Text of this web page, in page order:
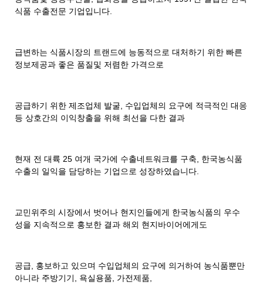
식품 수출전문 기업입니다.
급변하는 식품시장의 트랜드에 능동적으로 대처하기 위한 빠른
정보제공과 좋은 품질및 저렴한 가격으로
공급하기 위한 제조업체 발굴, 수입업체의 요구에 적극적인 대응
등 상호간의 이익창출을 위해 최선을 다한 결과
현재 전 대륙 25 여개 국가에 수출네트워크를 구축, 한국농식품
수출의 일익을 담당하는 기업으로 성장하였습니다.
교민위주의 시장에서 벗어나 현지인들에게 한국농식품의 우수
성을 지속적으로 홍보한 결과 해외 현지바이어에게도
공급, 홍보하고 있으며 수입업체의 요구에 의거하여 농식품뿐만
아니라 주방기기, 욕실용품, 가전제품,